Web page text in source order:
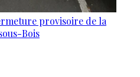
provisoire de la
Bois